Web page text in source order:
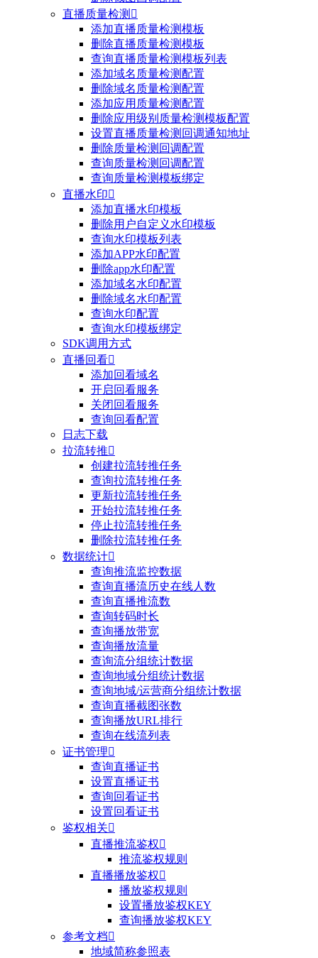
直播质量检测 
添加直播质量检测模板
删除直播质量检测模板
查询直播质量检测模板列表
添加域名质量检测配置
删除域名质量检测配置
添加应用质量检测配置
删除应用级别质量检测模板配置
设置直播质量检测回调通知地址
删除质量检测回调配置
查询质量检测回调配置
查询质量检测模板绑定
直播水印
添加直播水印模板
删除用户自定义水印模板
查询水印模板列表
添加APP水印配置
删除app水印配置
添加域名水印配置
删除域名水印配置
查询水印配置
查询水印模板绑定
SDK调用方式
直播回看
添加回看域名
开启回看服务
关闭回看服务
查询回看配置
日志下载
拉流转推
创建拉流转推任务
查询拉流转推任务
更新拉流转推任务
开始拉流转推任务
停止拉流转推任务
删除拉流转推任务
数据统计
查询推流监控数据
查询直播流历史在线人数
查询直播推流数
查询转码时长
查询播放带宽
查询播放流量
查询流分组统计数据
查询地域分组统计数据
查询地域/运营商分组统计数据
查询直播截图张数
查询播放URL排行
查询在线流列表
证书管理
查询直播证书
设置直播证书
查询回看证书
设置回看证书
鉴权相关
直播推流鉴权
推流鉴权规则
直播播放鉴权
播放鉴权规则
设置播放鉴权KEY
查询播放鉴权KEY
参考文档
地域简称参照表